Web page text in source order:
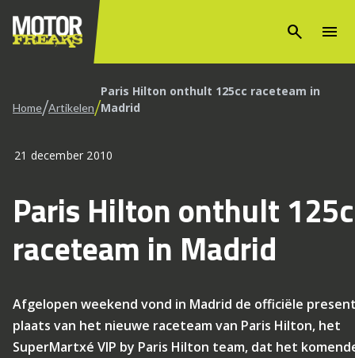
search menu
Home/Artikelen/Paris Hilton onthult 125cc raceteam in
Madrid
21 december 2010
Paris Hilton onthult
raceteam in Madrid
Afgelopen weekend vond in Madrid de officiële
plaats van het nieuwe raceteam van Paris Hilton, het
SuperMartxé VIP by Paris Hilton team, dat het